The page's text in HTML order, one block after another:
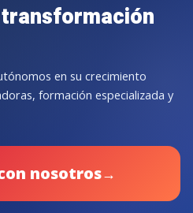
en su crecimiento
formación especializada y
nosotros→